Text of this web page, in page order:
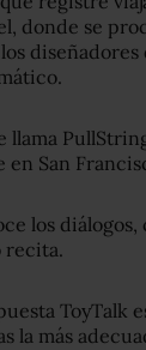
donde se
llama
en San
los diálogos,
recita.
ToyTalk
la más